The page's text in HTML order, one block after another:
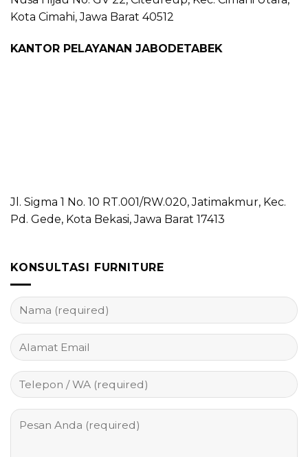
Kota Cimahi, Jawa Barat 40512
KANTOR PELAYANAN JABODETABEK
Jl. Sigma 1 No. 10 RT.001/RW.020, Jatimakmur, Kec.
Pd. Gede, Kota Bekasi, Jawa Barat 17413
KONSULTASI FURNITURE